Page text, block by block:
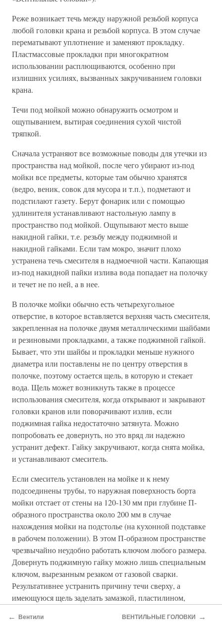
Реже возникает течь между наружной резьбой корпуса
любой головки крана и резьбой корпуса. В этом случае
перематывают уплотнение и заменяют прокладку.
Пластмассовые прокладки при многократном
использовании расплющиваются, особенно при
излишних усилиях, вызванных закручиванием головки
крана.
Течи под мойкой можно обнаружить осмотром и
ощупыванием, вытирая соединения сухой чистой
тряпкой.
Сначала устраняют все возможные поводы для утечки из
пространства над мойкой, после чего убирают из-под
мойки все предметы, которые там обычно хранятся
(ведро, веник, совок для мусора и т.п.), подметают и
подстилают газету. Берут фонарик или с помощью
удлинителя устанавливают настольную лампу в
пространство под мойкой. Ощупывают место выше
накидной гайки, т.е. резьбу между поджимной и
накидной гайками. Если там мокро, значит плохо
устранена течь смесителя в надмоечной части. Капающая
из-под накидной пайки излива вода попадает на полочку
и течет не по ней, а в нее.
В полочке мойки обычно есть четырехугольное
отверстие, в которое вставляется верхняя часть смесителя,
закрепленная на полочке двумя металлическими шайбами
и резиновыми прокладками, а также поджимной гайкой.
Бывает, что эти шайбы и прокладки меньше нужного
диаметра или поставлены не по центру отверстия в
полочке, поэтому остается щель, в которую и стекает
вода. Щель может возникнуть также в процессе
использования смесителя, когда открывают и закрывают
головки кранов или поворачивают излив, если
поджимная гайка недостаточно затянута. Можно
попробовать ее довернуть, но это вряд ли надежно
устранит дефект. Гайку закручивают, когда снята мойка,
и устанавливают смеситель.
Если смеситель установлен на мойке и к нему
подсоединены трубы, то наружная поверхность борта
мойки отстает от стены на 120-130 мм при глубине П-
образного пространства около 200 мм в случае
нахождения мойки на подстолье (на кухонной подставке
в рабочем положении). В этом П-образном пространстве
чрезвычайно неудобно работать ключом любого размера.
Довернуть поджимную гайку можно лишь специальным
ключом, вырезанным резаком от газовой сварки.
Результативнее устранить причину течи сверху, а
имеющуюся щель заделать замазкой, пластилином,
канадскими герметиками «GER-03» и «GER-04» (или их
← Вентили ВЕНТИЛЬНЫЕ ГОЛОВКИ →